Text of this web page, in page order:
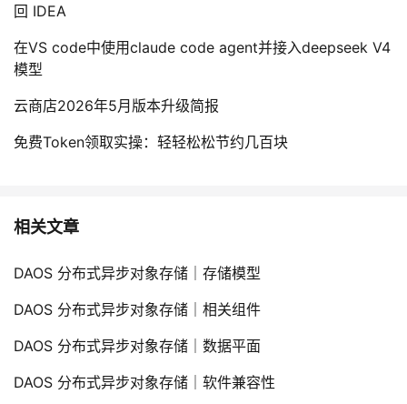
回 IDEA
在VS code中使用claude code agent并接入deepseek V4
模型
云商店2026年5月版本升级简报
免费Token领取实操：轻轻松松节约几百块
相关文章
DAOS 分布式异步对象存储｜存储模型
DAOS 分布式异步对象存储｜相关组件
DAOS 分布式异步对象存储｜数据平面
DAOS 分布式异步对象存储｜软件兼容性